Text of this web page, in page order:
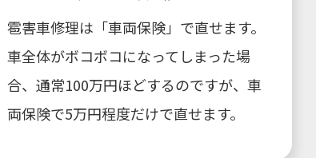
雹害車修理は「車両保険」で直せます。
車全体がボコボコになってしまった場
合、通常100万円ほどするのですが、車
両保険で5万円程度だけで直せます。